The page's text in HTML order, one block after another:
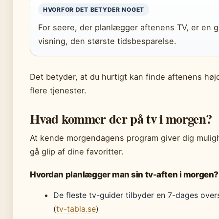
HVORFOR DET BETYDER NOGET
For seere, der planlægger aftenens TV, er en
visning, den største tidsbesparelse.
Det betyder, at du hurtigt kan finde aftenens
flere tjenester.
Hvad kommer der på tv i morgen?
At kende morgendagens program giver dig
gå glip af dine favoritter.
Hvordan planlægger man sin tv-aften i morgen?
De fleste tv-guider tilbyder en 7-dages
(tv-tabla.se)